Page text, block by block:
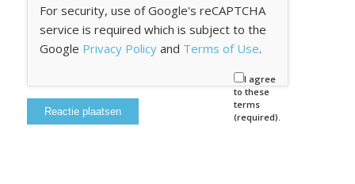
For security, use of Google's reCAPTCHA
service is required which is subject to the
Google Privacy Policyand Terms of Use.
I agree
to these
terms
(required).